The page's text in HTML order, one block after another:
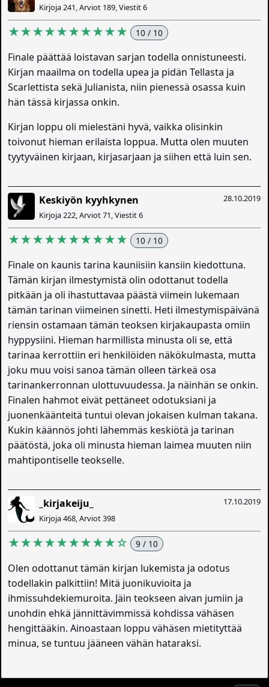
Kirjoja 241, Arviot 189, Viestit 6
★★★★★★★★★★ 10 / 10
Finale päättää loistavan sarjan todella onnistuneesti.
Kirjan maailma on todella upea ja pidän Tellasta ja
Scarlettista sekä Julianista, niin pienessä osassa kuin
hän tässä kirjassa onkin.
Kirjan loppu oli mielestäni hyvä, vaikka olisinkin
toivonut hieman erilaista loppua. Mutta olen muuten
tyytyväinen kirjaan, kirjasarjaan ja siihen että luin sen.
28.10.2019
Keskiyön kyyhkynen
Kirjoja 222, Arviot 71, Viestit 6
★★★★★★★★★★ 10 / 10
Finale on kaunis tarina kauniisiin kansiin kiedottuna.
Tämän kirjan ilmestymistä olin odottanut todella
pitkään ja oli ihastuttavaa päästä viimein lukemaan
tämän tarinan viimeinen sinetti. Heti ilmestymispäivänä
riensin ostamaan tämän teoksen kirjakaupasta omiin
hyppysiini. Hieman harmillista minusta oli se, että
tarinaa kerrottiin eri henkilöiden näkökulmasta, mutta
joku muu voisi sanoa tämän olleen tärkeä osa
tarinankerronnan ulottuvuudessa. Ja näinhän se onkin.
Finalen hahmot eivät pettäneet odotuksiani ja
juonenkäänteitä tuntui olevan jokaisen kulman takana.
Kukin käännös johti lähemmäs keskiötä ja tarinan
päätöstä, joka oli minusta hieman laimea muuten niin
mahtipontiselle teokselle.
17.10.2019
_kirjakeiju_
Kirjoja 468, Arviot 398
★★★★★★★★★☆ 9 / 10
Olen odottanut tämän kirjan lukemista ja odotus
todellakin palkittiin! Mitä juonikuvioita ja
ihmissuhdekiemuroita. Jäin teokseen aivan jumiin ja
unohdin ehkä jännittävimmissä kohdissa vähäsen
hengittääkin. Ainoastaan loppu vähäsen mietityttää
minua, se tuntuu jääneen vähän hataraksi.